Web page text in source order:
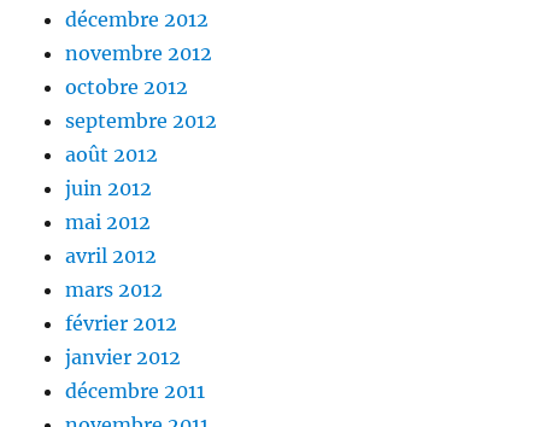
décembre 2012
novembre 2012
octobre 2012
septembre 2012
août 2012
juin 2012
mai 2012
avril 2012
mars 2012
février 2012
janvier 2012
décembre 2011